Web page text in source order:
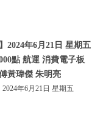
2024年6月21日 星期五
點 航運 消費電子板
黃瑋傑 朱明亮
2024年6月21日 星期五